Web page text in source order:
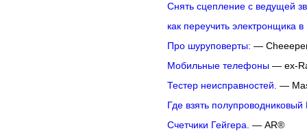
Снять сцепление с ведущей
как переучить электронщика
Про шуруповерты: —
Мобильные телефоны— ex-
Тестер неисправностей. —
Где взять полупроводниковый
Счетчики Гейгера. — AR®